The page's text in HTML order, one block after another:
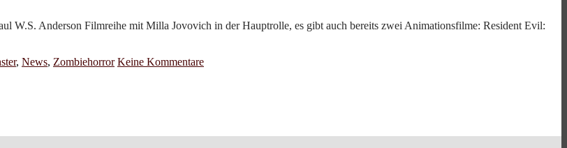
W.S. Anderson Filmreihe mit Milla Jovovich in der Hauptrolle, es gibt auch bereits zwei Animationsfilme: Resident Evil:
, News, Zombiehorror Keine Kommentare